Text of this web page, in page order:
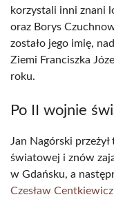
korzystali inni znani
oraz Borys
zostało jego imię,
Ziemi Franciszka
roku.
Po II wojnie
Jan Nagórski
światowej i znów
w Gdańsku, a
Czesław Centkiewicz